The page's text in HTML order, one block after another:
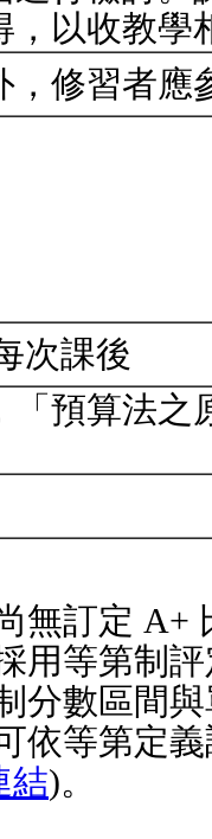
，以收教學
，修習者應
次課後
「預算法之
無訂定 A+
用等第制
分數區間
依等第定
結)。